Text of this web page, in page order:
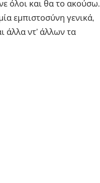
όλοι και θα το ακούσω.
εμπιστοσύνη γενικά,
άλλα ντ’ άλλων τα